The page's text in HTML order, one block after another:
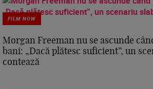
FILM NOW
Morgan Freeman nu se ascunde
bani: „Dacă plătesc suficient”, un
contează